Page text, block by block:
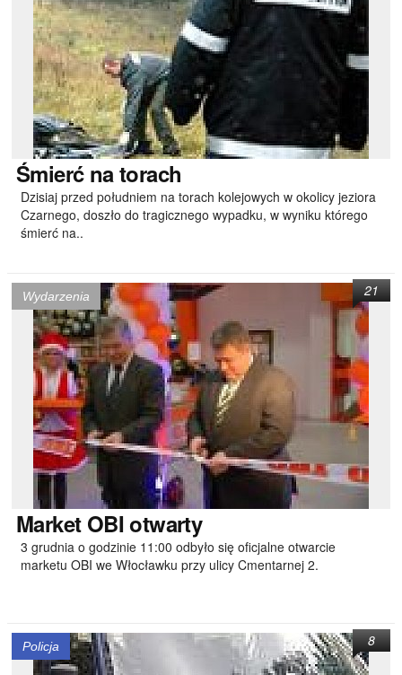
Śmierćna torach
Dzisiaj przed południem na torach kolejowych w okolicy jeziora
Czarnego, doszło do tragicznego wypadku, w wyniku którego
śmierć na..
Wydarzenia
MarketOBI otwarty
3 grudnia o godzinie 11:00 odbyło się oficjalne otwarcie
marketu OBI we Włocławku przy ulicy Cmentarnej 2.
21
Policja 8